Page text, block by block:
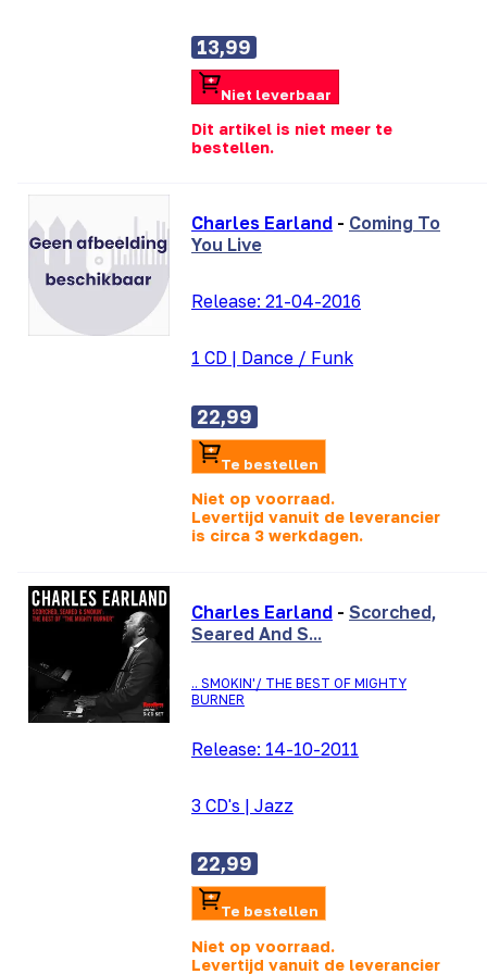
13,99
Niet leverbaar
Dit artikel is niet meer te
bestellen.
Charles Earland - Coming To
You Live
Release: 21-04-2016
1 CD | Dance / Funk
22,99
Te bestellen
Niet op voorraad.
Levertijd vanuit de leverancier
is circa 3 werkdagen.
Charles Earland - Scorched,
Seared And S...
.. SMOKIN'/ THE BEST OF MIGHTY
BURNER
Release: 14-10-2011
3 CD's | Jazz
22,99
Te bestellen
Niet op voorraad.
Levertijd vanuit de leverancier